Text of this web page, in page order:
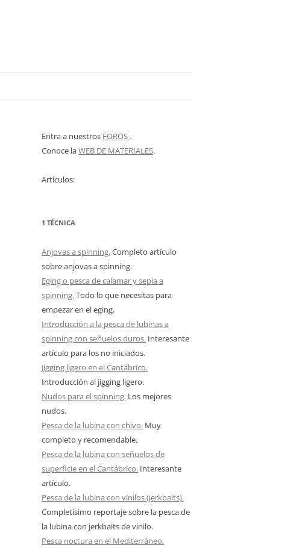
Entra a nuestros FOROS .
Conoce laWEB DE MATERIALES.
Artículos:
1 TÉCNICA
Anjovas a spinning.Completo artículo
sobre anjovas a spinning.
Eging o pesca de calamar y sepia a
spinning.Todo lo que necesitas para
empezar en el eging.
Introducción a la pesca de lubinas a
spinning con señuelos duros. Interesante
artículo para los no iniciados.
Jigging ligero en el Cantábrico.
Introducción al jigging ligero.
Nudos para el spinning. Los mejores
nudos.
Pesca de la lubina con chivo. Muy
completo y recomendable.
Pesca de la lubina con señuelos de
superficie en el Cantábrico. Interesante
artículo.
Pesca de la lubina con vinilos (jerkbaits).
Completísimo reportaje sobre la pesca de
la lubina con jerkbaits de vinilo.
Pesca noctura en el Mediterráneo.